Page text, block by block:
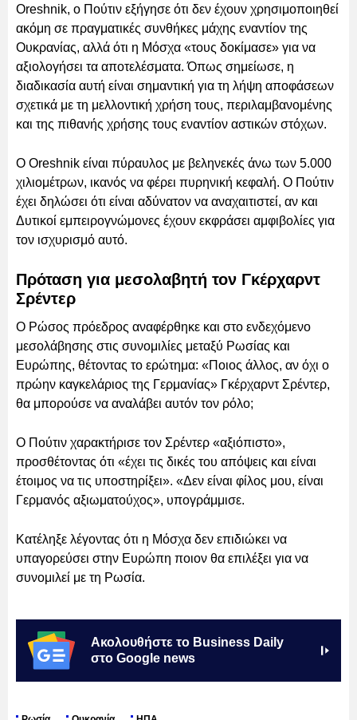
Oreshnik, ο Πούτιν εξήγησε ότι δεν έχουν χρησιμοποιηθεί
ακόμη σε πραγματικές συνθήκες μάχης εναντίον της
Ουκρανίας, αλλά ότι η Μόσχα «τους δοκίμασε» για να
αξιολογήσει τα αποτελέσματα. Όπως σημείωσε, η
διαδικασία αυτή είναι σημαντική για τη λήψη αποφάσεων
σχετικά με τη μελλοντική χρήση τους, περιλαμβανομένης
και της πιθανής χρήσης τους εναντίον αστικών στόχων.
Ο Oreshnik είναι πύραυλος με βεληνεκές άνω των 5.000
χιλιομέτρων, ικανός να φέρει πυρηνική κεφαλή. Ο Πούτιν
έχει δηλώσει ότι είναι αδύνατον να αναχαιτιστεί, αν και
Δυτικοί εμπειρογνώμονες έχουν εκφράσει αμφιβολίες για
τον ισχυρισμό αυτό.
Πρόταση για μεσολαβητή τον Γκέρχαρντ
Σρέντερ
Ο Ρώσος πρόεδρος αναφέρθηκε και στο ενδεχόμενο
μεσολάβησης στις συνομιλίες μεταξύ Ρωσίας και
Ευρώπης, θέτοντας το ερώτημα: «Ποιος άλλος, αν όχι ο
πρώην καγκελάριος της Γερμανίας» Γκέρχαρντ Σρέντερ,
θα μπορούσε να αναλάβει αυτόν τον ρόλο;
Ο Πούτιν χαρακτήρισε τον Σρέντερ «αξιόπιστο»,
προσθέτοντας ότι «έχει τις δικές του απόψεις και είναι
έτοιμος να τις υποστηρίξει». «Δεν είναι φίλος μου, είναι
Γερμανός αξιωματούχος», υπογράμμισε.
Κατέληξε λέγοντας ότι η Μόσχα δεν επιδιώκει να
υπαγορεύσει στην Ευρώπη ποιον θα επιλέξει για να
συνομιλεί με τη Ρωσία.
Ακολουθήστε το Business Daily
στο Google news